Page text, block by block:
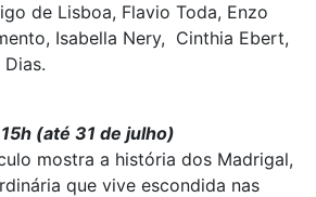
de Lisboa, Flavio Toda, Enzo
Isabella Nery, Cinthia Ebert,
(até 31 de julho)
mostra a história dos Madrigal,
que vive escondida nas